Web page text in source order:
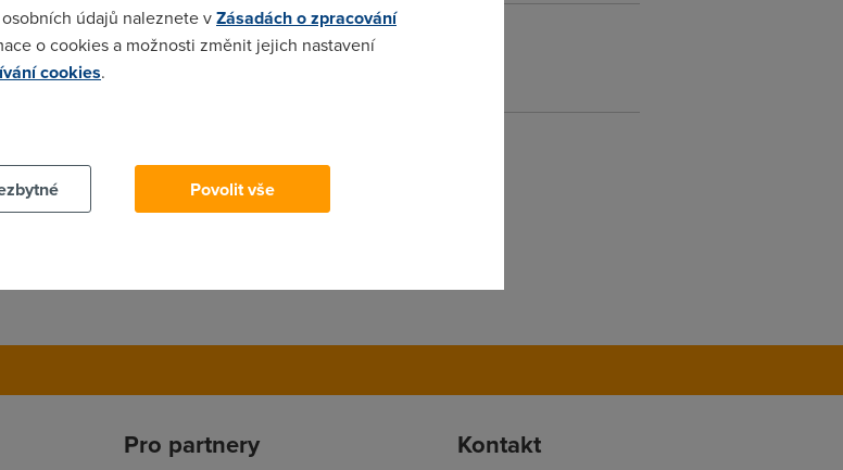
Server a W2000 Professional. Diky :)
Pro partnery Kontakt
údajů naleznete vZásadách o zpracování
o cookies a možnosti změnit jejich nastavení
cookies.
Povolit vše